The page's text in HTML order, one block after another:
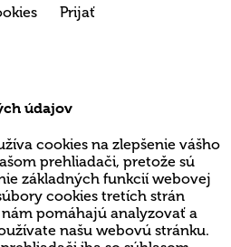
Prijať
údajov
cookies na zlepšenie vášho
prehliadači, pretože sú
základných funkcií webovej
cookies tretích strán
pomáhajú analyzovať a
našu webovú stránku.